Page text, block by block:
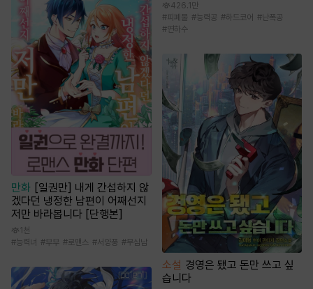
만화
[일권만] 내게 간섭하지 않
겠다던 냉정한 남편이 어째선지
저만 바라봅니다 [단행본]
1천
#능력녀 #부부 #로맨스 #서양풍 #무심남
426.1만
#피폐물 #능력공 #하드코어 #난폭공
#연하수
소설 경영은 됐고 돈만 쓰고 싶
습니다